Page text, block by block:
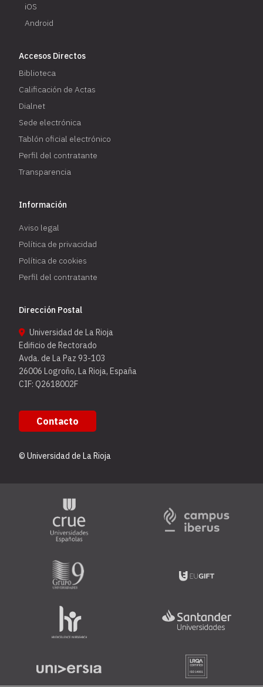
iOS
Android
Accesos Directos
Biblioteca
Calificación de Actas
Dialnet
Sede electrónica
Tablón oficial electrónico
Perfil del contratante
Transparencia
Información
Aviso legal
Política de privacidad
Política de cookies
Perfil del contratante
Dirección Postal
Universidad de La Rioja
Edificio de Rectorado
Avda. de La Paz 93-103
26006 Logroño, La Rioja, España
CIF: Q2618002F
Contacto
© Universidad de La Rioja